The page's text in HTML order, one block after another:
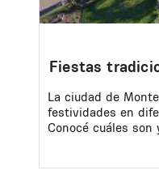
Fiestas
La ciudad de
festividades en
Conocé cuáles son